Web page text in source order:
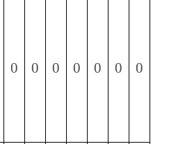
0 0 0 0 0 0 0